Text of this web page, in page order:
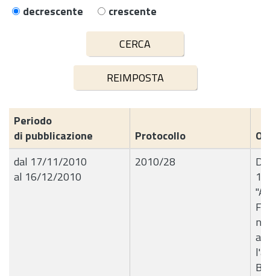
decrescente
crescente
Periodo
di pubblicazione
Protocollo
dal 17/11/2010
al 16/12/2010
2010/28